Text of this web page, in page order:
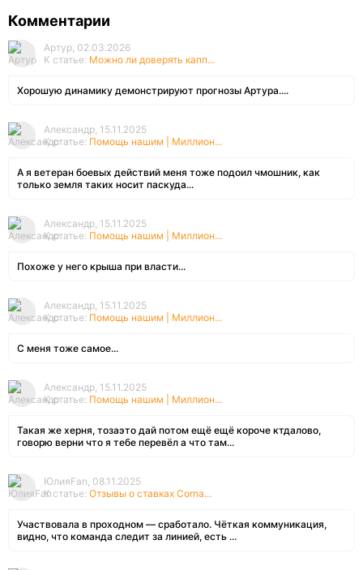
Комментарии
Артур, 02.03.2026
К статье: Можно ли доверять капп...
Хорошую динамику демонстрируют прогнозы Артура....
Александр, 15.11.2025
К статье: Помощь нашим | Миллион...
А я ветеран боевых действий меня тоже подоил чмошник, как
только земля таких носит паскуда...
Александр, 15.11.2025
К статье: Помощь нашим | Миллион...
Похоже у него крыша при власти...
Александр, 15.11.2025
К статье: Помощь нашим | Миллион...
С меня тоже самое...
Александр, 15.11.2025
К статье: Помощь нашим | Миллион...
Такая же херня, тозаэто дай потом ещё ещё короче ктдалово,
говорю верни что я тебе перевёл а что там...
ЮлияFan, 08.11.2025
К статье: Отзывы о ставках Corna...
Участвовала в проходном — сработало. Чёткая коммуникация,
видно, что команда следит за линией, есть ...